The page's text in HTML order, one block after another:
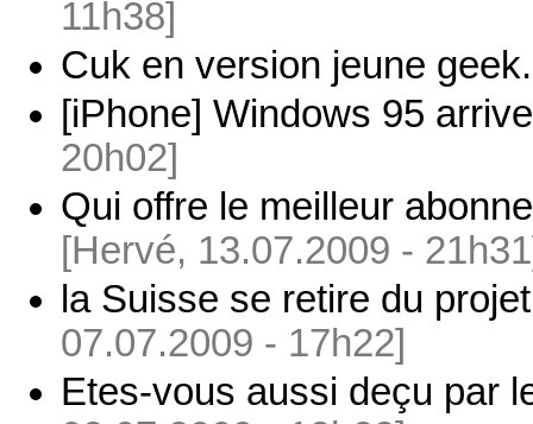
11h38]
Cuk en version jeune geek.
[iPhone] Windows 95
20h02]
Qui offre le meilleur
[Hervé, 13.07.2009 -
la Suisse se retire du
07.07.2009 - 17h22]
Etes-vous aussi deçu par